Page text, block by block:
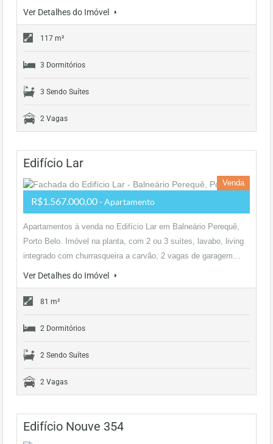
Ver Detalhes do Imóvel
117 m²
3 Dormitórios
3 Sendo Suítes
2 Vagas
Edifício Lar
Venda
R$1.567.000,00- Apartamento
Apartamentos à venda no Edifício Lar em Balneário Perequê,
Porto Belo. Imóvel na planta, com 2 ou 3 suítes, lavabo, living
integrado com churrasqueira a carvão, 2 vagas de garagem…
Ver Detalhes do Imóvel
81 m²
2 Dormitórios
2 Sendo Suítes
2 Vagas
Edifício Nouve 354